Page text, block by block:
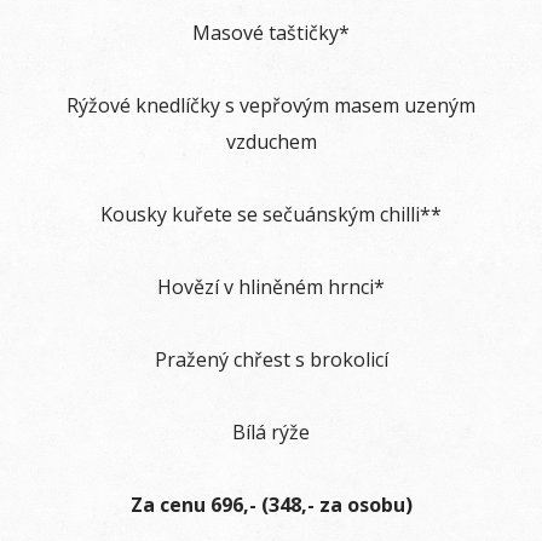
Masové taštičky*
Rýžové knedlíčky s vepřovým masem uzeným
vzduchem
Kousky kuřete se sečuánským chilli**
Hovězí v hliněném hrnci*
Pražený chřest s brokolicí
Bílá rýže
Za cenu 696,- (348,- za osobu)